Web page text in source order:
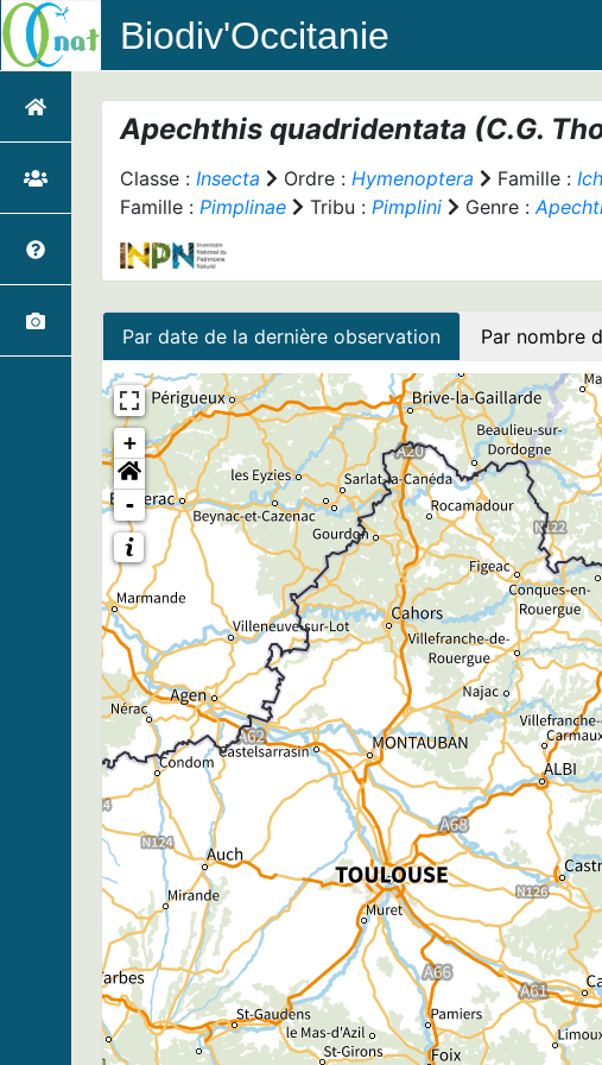
Biodiv'Occitanie
Apechthis quadridentata (C.G.
Classe : Insecta Ordre : Hymenoptera Famille :
Famille : Pimplinae Tribu : Pimplini Genre :
Par date de la dernière observation Par nombre
+
-